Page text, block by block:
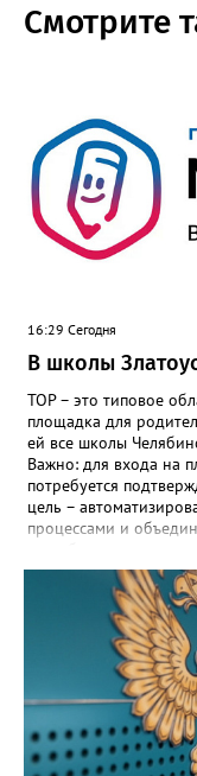
Смотрите
16:29 Сегодня
В школы
ТОР – это типовое
площадка для
ей все школы
Важно: для входа на
потребуется
цель –
процессами и
региональном
“Моя школа”
безопасную
переход пройдёт
Привычные функции
связь с учителями,
«Госуслуги Моя
собраны в одном
этом случае переход